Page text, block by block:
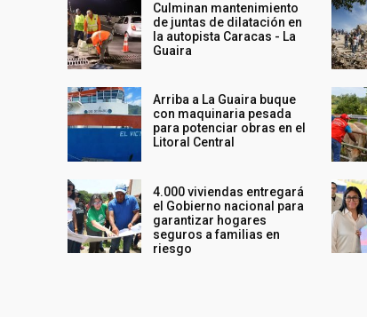
Culminan mantenimiento
de juntas de dilatación en
la autopista Caracas - La
Guaira
Arriba a La Guaira buque
con maquinaria pesada
para potenciar obras en el
Litoral Central
4.000 viviendas entregará
el Gobierno nacional para
garantizar hogares
seguros a familias en
riesgo